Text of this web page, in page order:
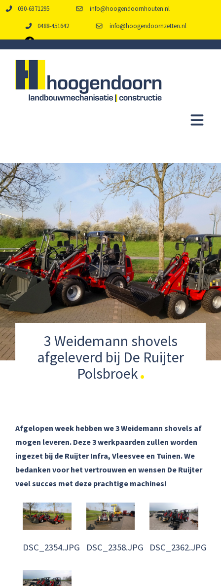
030-6371295 info@hoogendoornhouten.nl
0488-451642 info@hoogendoornzetten.nl
3 Weidemann shovels
afgeleverd bij De Ruijter
Polsbroek
Afgelopen week hebben we 3 Weidemann shovels af
mogen leveren. Deze 3 werkpaarden zullen worden
ingezet bij de Ruijter Infra, Vleesvee en Tuinen. We
bedanken voor het vertrouwen en wensen De Ruijter
veel succes met deze prachtige machines!
DSC_2354.JPG DSC_2358.JPG DSC_2362.JPG